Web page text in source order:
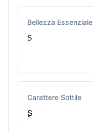
Bellezza Essenziale
᥉
Carattere Sottile
ʂ